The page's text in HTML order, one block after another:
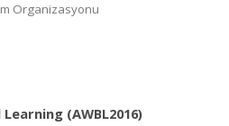
Organizasyonu
(AWBL2016)